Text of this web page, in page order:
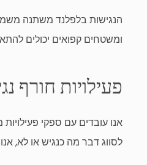
הנגישות בלפלנד משתנה
ומשטחים קפואים יכולים
פעילויות חורף
אנו עובדים עם ספקי פעילויות
לסווג דבר מה כנגיש או לא,